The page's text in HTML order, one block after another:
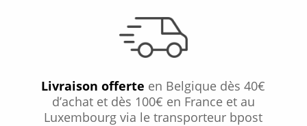
Livraison offerte en Belgique dès 40€
d’achat et dès 100€ en France et au
Luxembourg via le transporteur bpost